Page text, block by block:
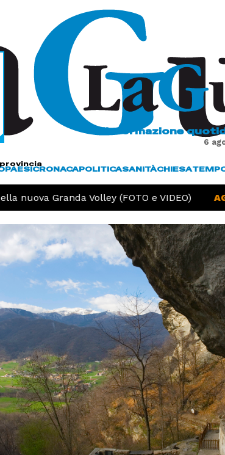
L'informazione
6
PAESICRONACAPOLITICASANITÀCHIESA
Granda Volley (FOTO e VIDEO)